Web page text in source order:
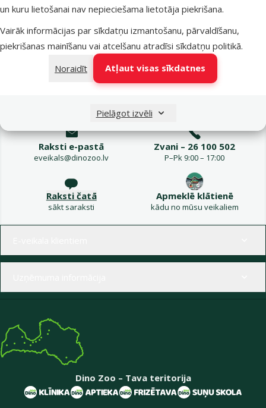
un kuru lietošanai nav nepieciešama lietotāja piekrišana.
Vairāk informācijas par sīkdatņu izmantošanu, pārvaldīšanu,
piekrišanas mainīšanu vai atcelšanu atradīsi sīkdatņu politikā.
Noraidīt
Atļaut visas sīkdatnes
Pielāgot izvēli
DPD Pickup tīkls trešdien
Pievienot grozam
Raksti e-pastā
eveikals@dinozoo.lv
Zvani – 26 100 502
P–Pk 9:00 – 17:00
Raksti čatā
sākt saraksti
Apmeklē klātienē
kādu no mūsu veikaliem
Dino Zoo – Tava teritorija